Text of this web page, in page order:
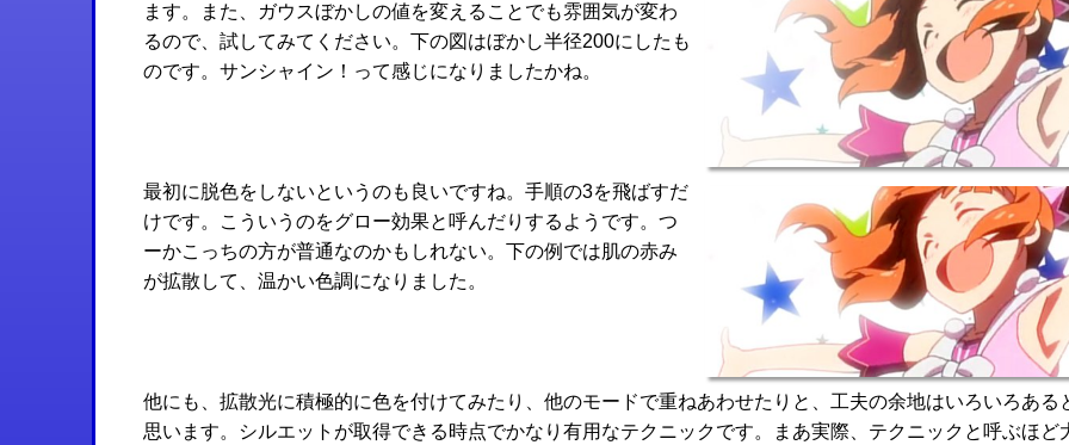
ます。また、ガウスぼかしの値を変えることでも雰囲気が変わ
るので、試してみてください。下の図はぼかし半径200にしたも
のです。サンシャイン！って感じになりましたかね。
最初に脱色をしないというのも良いですね。手順の3を飛ばすだ
けです。こういうのをグロー効果と呼んだりするようです。つ
ーかこっちの方が普通なのかもしれない。下の例では肌の赤み
が拡散して、温かい色調になりました。
他にも、拡散光に積極的に色を付けてみたり、他のモードで重ねあわせたりと、工夫の余地はいろいろある
思います。シルエットが取得できる時点でかなり有用なテクニックです。まあ実際、テクニックと呼ぶほど